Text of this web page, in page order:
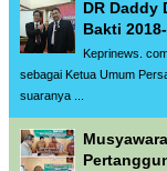
DR Daddy
Bakti
Keprinews.
sebagai Ketua Umum
suaranya ...